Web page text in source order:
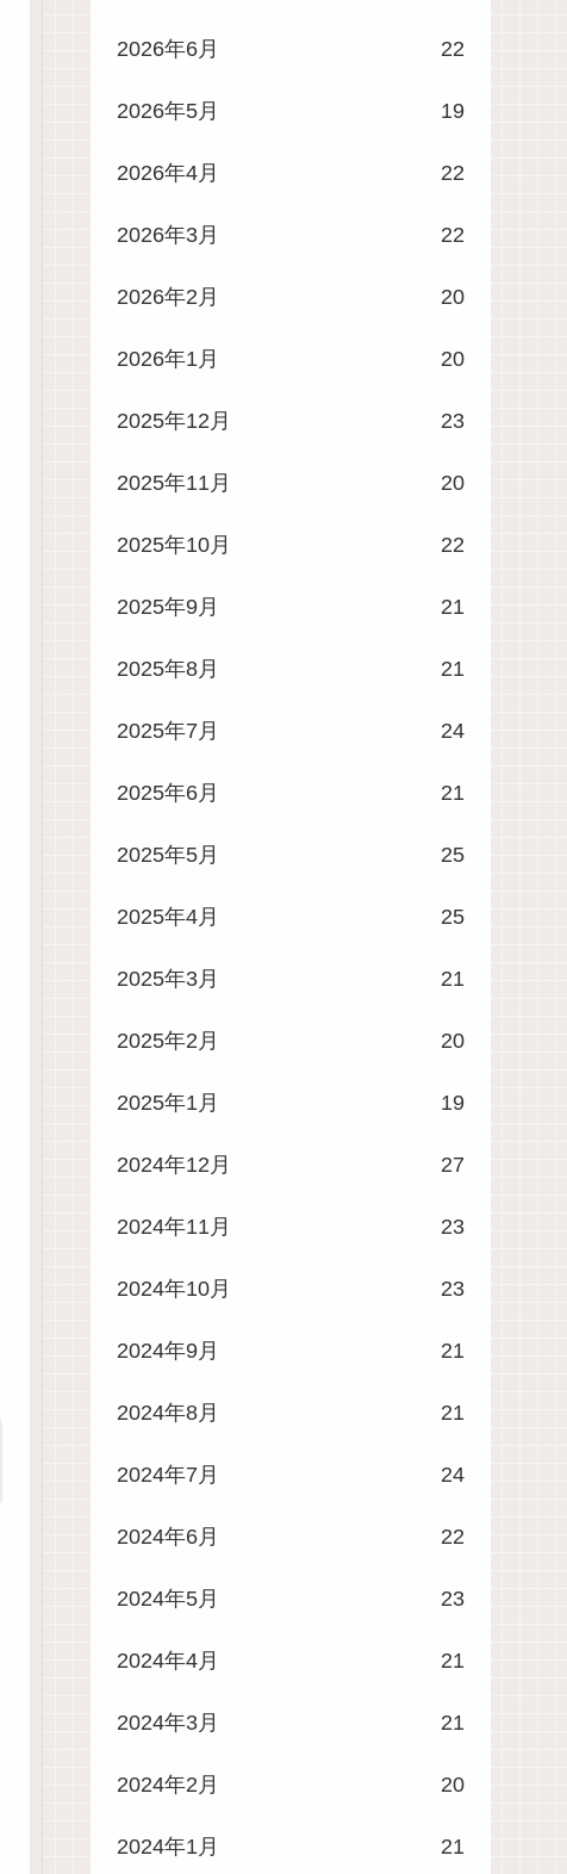
2026年6月 22
2026年5月 19
2026年4月 22
2026年3月 22
2026年2月 20
2026年1月 20
2025年12月 23
2025年11月 20
2025年10月 22
2025年9月 21
2025年8月 21
2025年7月 24
2025年6月 21
2025年5月 25
2025年4月 25
2025年3月 21
2025年2月 20
2025年1月 19
2024年12月 27
2024年11月 23
2024年10月 23
2024年9月 21
2024年8月 21
2024年7月 24
2024年6月 22
2024年5月 23
2024年4月 21
2024年3月 21
2024年2月 20
2024年1月 21